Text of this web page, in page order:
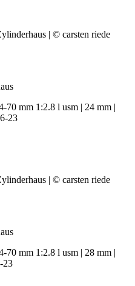
70 mm 1:2.8 l usm | 24 mm |
23
70 mm 1:2.8 l usm | 28 mm |
23